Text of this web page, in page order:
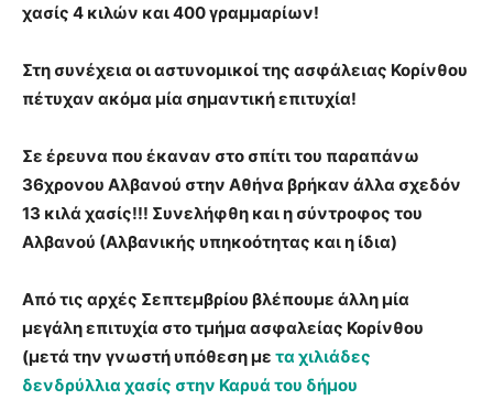
χασίς 4 κιλών και 400 γραμμαρίων!
Στη συνέχεια οι αστυνομικοί της ασφάλειας Κορίνθου
πέτυχαν ακόμα μία σημαντική επιτυχία!
Σε έρευνα που έκαναν στο σπίτι του παραπάνω
36χρονου Αλβανού στην Αθήνα βρήκαν άλλα σχεδόν
13 κιλά χασίς!!! Συνελήφθη και η σύντροφος του
Αλβανού (Αλβανικής υπηκοότητας και η ίδια)
Από τις αρχές Σεπτεμβρίου βλέπουμε άλλη μία
μεγάλη επιτυχία στο τμήμα ασφαλείας Κορίνθου
(μετά την γνωστή υπόθεση με τα χιλιάδες
δενδρύλλια χασίς στην Καρυά του δήμου